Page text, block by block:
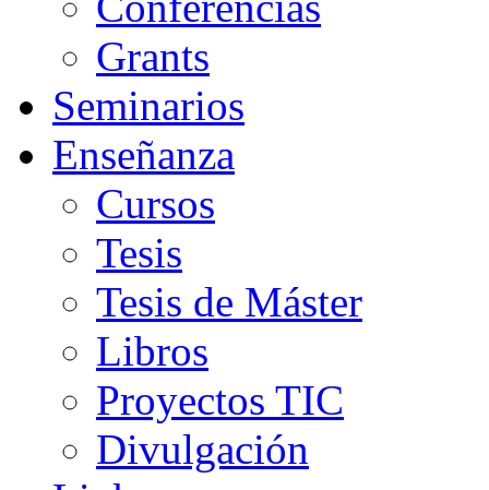
Grants
Seminarios
Enseñanza
Cursos
Tesis
Tesis de Máster
Libros
Proyectos TIC
Divulgación